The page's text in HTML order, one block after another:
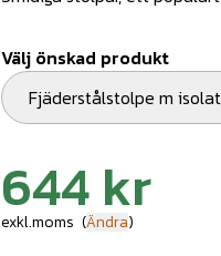
Välj önskad produkt
Fjäderstålstolpe m
644 kr
exkl.moms (Ändra)